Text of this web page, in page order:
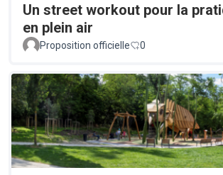
Un street workout pour la
en plein air
Proposition officielle 0